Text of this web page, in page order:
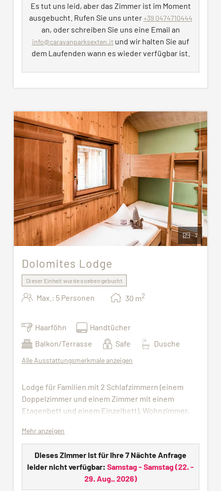
Bettwäsche, Handtücher und Endreinigung
inklusive so wie auch die freie Benutzung von
Hallenbad, Sauna und Fitnessraum.​​​​
Tagesreinigung auf Wunsch - € 25 pro
Wechsel Bettwäsche auf Wunsch - € 25 pro
Wechsel
Wechsel
Bei Aufenthalten von mind. 7 Tagen ist eine
Tagesreinigung mit Wäschewechsel inklusive
Alle Bilder dienen nur zu Demonstrationszwecken.
Die zugewiesene Unterkunft entspricht
möglicherweise nicht genau den gezeigten
Bildern.
Es tut uns leid, aber das Zimmer ist im Moment
ausgebucht. Rufen Sie uns unter+39 0474710444
an, oder schreiben Sie uns eine Email an
info@caravanparksexten.itund wir halten Sie auf
dem Laufenden wann es wieder verfügbar ist.
7
Dolomites Lodge
Dieser Einheit wurde soeben gebucht
Max.: 5 Personen 30 m2
Haarföhn
Handtücher
Balkon/Terrasse
Safe Dusche
Alle Ausstattungsmerkmale anzeigen
Lodge für Familien mit 2 Schlafzimmern (einem
Doppelzimmer und einem Zimmer mit einem
Etagenbett und einem Einzelbett), Wohnzimmer,
Geschirrspülmaschine, Wasserkocher, Hotelsafe,
Flat Screen TV und Badezimmer mit Dusche, WC
und Föhn.
Sie können die Wellness Bag mit Bademantel und
Mehr anzeigen
Dieses Zimmer ist für Ihre 7 Nächte Anfrage
leider nicht verfügbar: Samstag - Samstag(22. -
29. Aug., 2026)